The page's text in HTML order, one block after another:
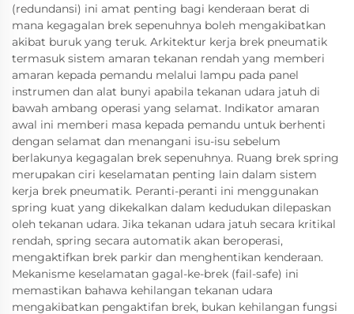
(redundansi) ini amat penting bagi kenderaan berat di
mana kegagalan brek sepenuhnya boleh mengakibatkan
akibat buruk yang teruk. Arkitektur kerja brek pneumatik
termasuk sistem amaran tekanan rendah yang memberi
amaran kepada pemandu melalui lampu pada panel
instrumen dan alat bunyi apabila tekanan udara jatuh di
bawah ambang operasi yang selamat. Indikator amaran
awal ini memberi masa kepada pemandu untuk berhenti
dengan selamat dan menangani isu-isu sebelum
berlakunya kegagalan brek sepenuhnya. Ruang brek spring
merupakan ciri keselamatan penting lain dalam sistem
kerja brek pneumatik. Peranti-peranti ini menggunakan
spring kuat yang dikekalkan dalam kedudukan dilepaskan
oleh tekanan udara. Jika tekanan udara jatuh secara kritikal
rendah, spring secara automatik akan beroperasi,
mengaktifkan brek parkir dan menghentikan kenderaan.
Mekanisme keselamatan gagal-ke-brek (fail-safe) ini
memastikan bahawa kehilangan tekanan udara
mengakibatkan pengaktifan brek, bukan kehilangan fungsi